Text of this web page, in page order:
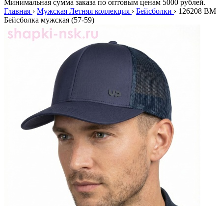
Минимальная сумма заказа по оптовым ценам 5000 рублей.
Главная › Мужская Летняя коллекция › Бейсболки › 126208 BM
Бейсболка мужская (57-59)